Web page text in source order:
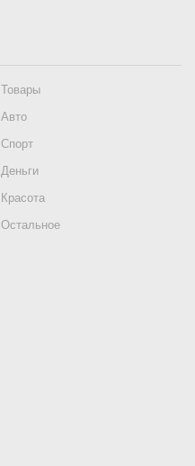
Товары
Авто
Спорт
Деньги
Красота
Остальное